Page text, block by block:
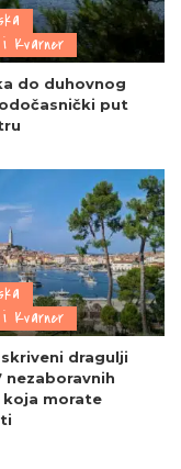
Kvarner
do duhovnog
put
Kvarner
dragulji
nezaboravnih
koja morate